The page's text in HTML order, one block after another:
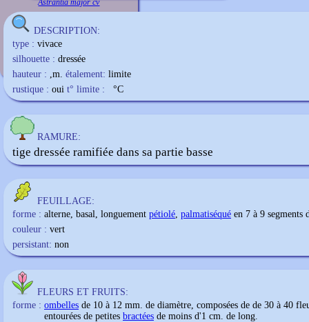
Astrantia major cv
DESCRIPTION:
type : vivace
silhouette : dressée
hauteur : ,m. étalement: limite
rustique : oui t° limite : °C
RAMURE:
tige dressée ramifiée dans sa partie basse
FEUILLAGE:
forme : alterne, basal, longuement pétiolé, palmatiséqué en 7 à 9 segments
couleur : vert
persistant: non
FLEURS ET FRUITS:
forme : ombelles de 10 à 12 mm. de diamètre, composées de de 30 à 40
entourées de petites bractées de moins d'1 cm. de long.